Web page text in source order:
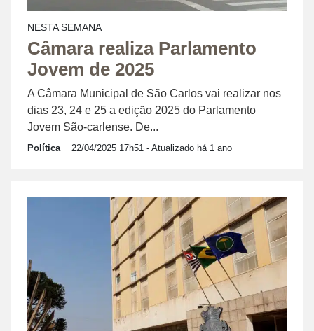
NESTA SEMANA
Câmara realiza Parlamento
Jovem de 2025
A Câmara Municipal de São Carlos vai realizar nos
dias 23, 24 e 25 a edição 2025 do Parlamento
Jovem São-carlense. De...
Política 22/04/2025 17h51 - Atualizado há 1 ano